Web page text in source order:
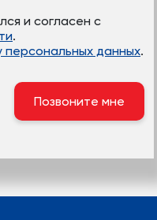
и согласен с
.
персональных данных.